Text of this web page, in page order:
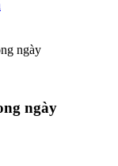
ngày
ngày